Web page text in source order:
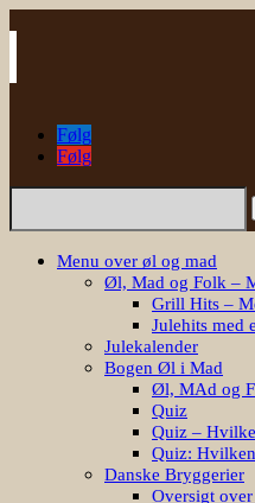
Følg
Følg
Søg
Menu over øl og mad
Øl, Mad og Folk –
Grill Hits –
Julehits med
Julekalender
Bogen Øl i Mad
Øl, MAd og
Quiz
Quiz –
Quiz:
Danske Bryggerier
Oversigt